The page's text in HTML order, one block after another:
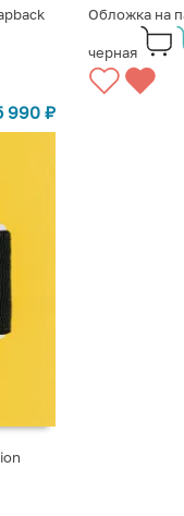
990 ₽
Обложка на
черная